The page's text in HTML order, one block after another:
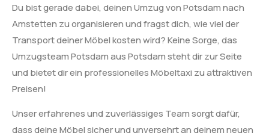
Du bist gerade dabei, deinen Umzug von Potsdam nach
Amstetten zu organisieren und fragst dich, wie viel der
Transport deiner Möbel kosten wird? Keine Sorge, das
Umzugsteam Potsdam aus Potsdam steht dir zur Seite
und bietet dir ein professionelles Möbeltaxi zu attraktiven
Preisen!
Unser erfahrenes und zuverlässiges Team sorgt dafür,
dass deine Möbel sicher und unversehrt an deinem neuen